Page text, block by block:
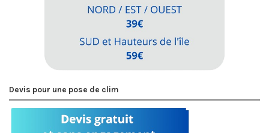
Devis pour une pose de clim